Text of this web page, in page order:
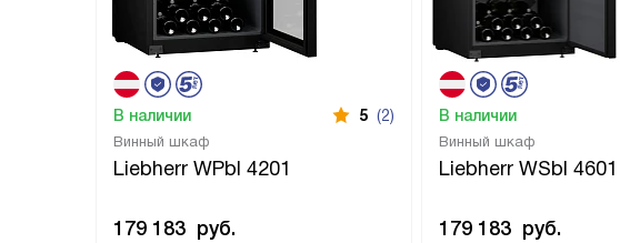
Винный шкаф
Liebherr WPbl 4201
В наличии 5 (2)
179 183 руб.
Винный шкаф
Liebherr WSbl 4601
В наличии
179 183 руб.